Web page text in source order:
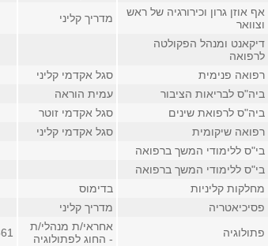
אף אוזן גרון וכירורגיה של ראש
וצוואר
מדריך קליני
דיקאנט ומנהל הפקולטה
לרפואה
רפואה פנימית
סגל אקדמי קליני
ביה"ס לבריאות הציבור
עמית הוראה
ביה"ס לרפואת שינים
סגל אקדמי זוטר
רפואה שיקומית
סגל אקדמי קליני
בי"ס ללימודי המשך ברפואה
בי"ס ללימודי המשך ברפואה
מחלקות קליניות
בדימוס
פסיכיאטריה
מדריך קליני
פתולוגיה
אחראי/ת מנהלי/ת
- החוג לפתולוגיה